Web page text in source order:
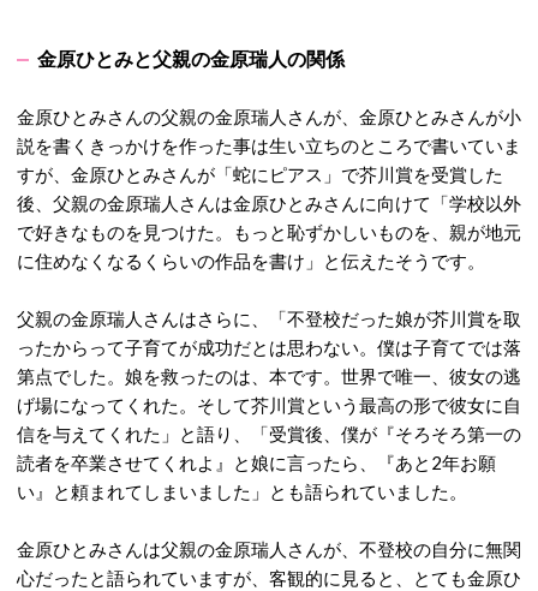
金原ひとみと父親の金原瑞人の関係
金原ひとみさんの父親の金原瑞人さんが、金原ひとみさんが小
説を書くきっかけを作った事は生い立ちのところで書いていま
すが、金原ひとみさんが「蛇にピアス」で芥川賞を受賞した
後、父親の金原瑞人さんは金原ひとみさんに向けて「学校以外
で好きなものを見つけた。もっと恥ずかしいものを、親が地元
に住めなくなるくらいの作品を書け」と伝えたそうです。
父親の金原瑞人さんはさらに、「不登校だった娘が芥川賞を取
ったからって子育てが成功だとは思わない。僕は子育てでは落
第点でした。娘を救ったのは、本です。世界で唯一、彼女の逃
げ場になってくれた。そして芥川賞という最高の形で彼女に自
信を与えてくれた」と語り、「受賞後、僕が『そろそろ第一の
読者を卒業させてくれよ』と娘に言ったら、『あと2年お願
い』と頼まれてしまいました」とも語られていました。
金原ひとみさんは父親の金原瑞人さんが、不登校の自分に無関
心だったと語られていますが、客観的に見ると、とても金原ひ